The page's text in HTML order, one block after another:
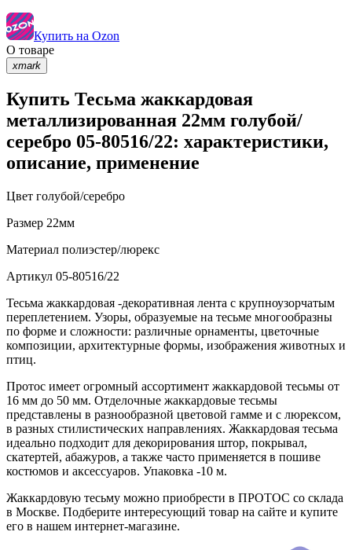
Купить на Ozon
О товаре
xmark
Купить Тесьма жаккардовая
металлизированная 22мм голубой/
серебро 05-80516/22: характеристики,
описание, применение
Цвет голубой/серебро
Размер 22мм
Материал полиэстер/люрекс
Артикул 05-80516/22
Тесьма жаккардовая -декоративная лента с крупноузорчатым
переплетением. Узоры, образуемые на тесьме многообразны
по форме и сложности: различные орнаменты, цветочные
композиции, архитектурные формы, изображения животных и
птиц.
Протос имеет огромный ассортимент жаккардовой тесьмы от
16 мм до 50 мм. Отделочные жаккардовые тесьмы
представлены в разнообразной цветовой гамме и с люрексом,
в разных стилистических направлениях. Жаккардовая тесьма
идеально подходит для декорирования штор, покрывал,
скатертей, абажуров, а также часто применяется в пошиве
костюмов и аксессуаров. Упаковка -10 м.
Жаккардовую тесьму можно приобрести в ПРОТОС со склада
в Москве. Подберите интересующий товар на сайте и купите
его в нашем интернет-магазине.